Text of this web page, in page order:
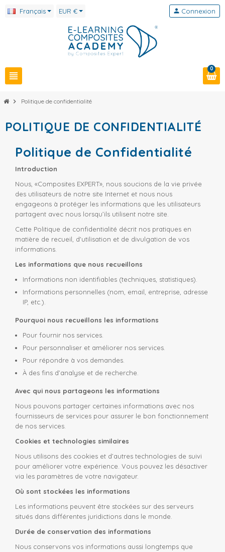
Français EUR €
view_headline
person Connexion
0
chevron_right Politique de confidentialité
POLITIQUE DE CONFIDENTIALITÉ
Politique de Confidentialité
Introduction
Nous, «Composites EXPERT», nous soucions de la vie privée
des utilisateurs de notre site Internet et nous nous
engageons à protéger les informations que les utilisateurs
partagent avec nous lorsqu’ils utilisent notre site.
Cette Politique de confidentialité décrit nos pratiques en
matière de recueil, d'utilisation et de divulgation de vos
informations.
Les informations que nous recueillons
Informations non identifiables (techniques, statistiques).
Informations personnelles (nom, email, entreprise, adresse
IP, etc.).
Pourquoi nous recueillons les informations
Pour fournir nos services.
Pour personnaliser et améliorer nos services.
Pour répondre à vos demandes.
À des fins d’analyse et de recherche.
Avec qui nous partageons les informations
Nous pouvons partager certaines informations avec nos
fournisseurs de services pour assurer le bon fonctionnement
de nos services.
Cookies et technologies similaires
Nous utilisons des cookies et d’autres technologies de suivi
pour améliorer votre expérience. Vous pouvez les désactiver
via les paramètres de votre navigateur.
Où sont stockées les informations
Les informations peuvent être stockées sur des serveurs
situés dans différentes juridictions dans le monde.
Durée de conservation des informations
Nous conservons vos informations aussi longtemps que